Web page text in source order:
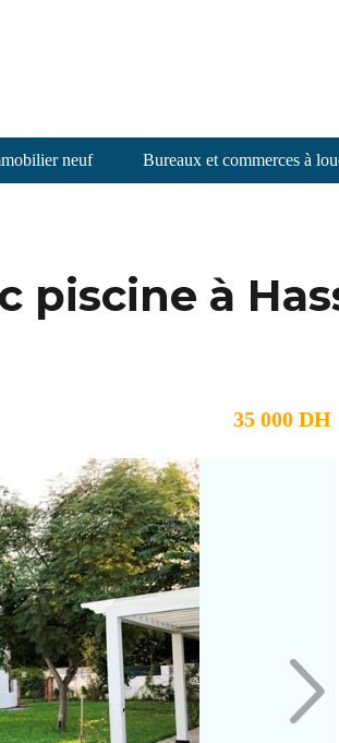
neuf Bureaux et commerces à
piscine à
35 000 DH